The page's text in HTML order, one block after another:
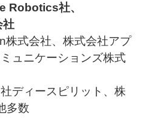
Robotics社、
社
式会社、株式会社アプ
ュニケーションズ株式
ディースピリット、 株
多数